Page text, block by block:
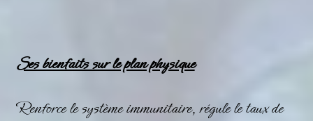
Ses bienfaits sur le plan physique
Renforce le système immunitaire, régule le taux de